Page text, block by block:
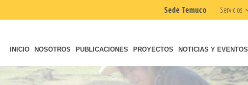
Sede Temuco Servicios
INICIO NOSOTROS PUBLICACIONES PROYECTOS NOTICIAS Y EVENTOS